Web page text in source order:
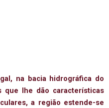
na bacia hidrográfica do
que lhe dão características
a região estende-se